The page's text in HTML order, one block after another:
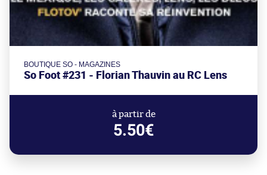
BOUTIQUE SO - MAGAZINES
So Foot #231 - Florian Thauvin au RC Lens
à partir de
5.50€